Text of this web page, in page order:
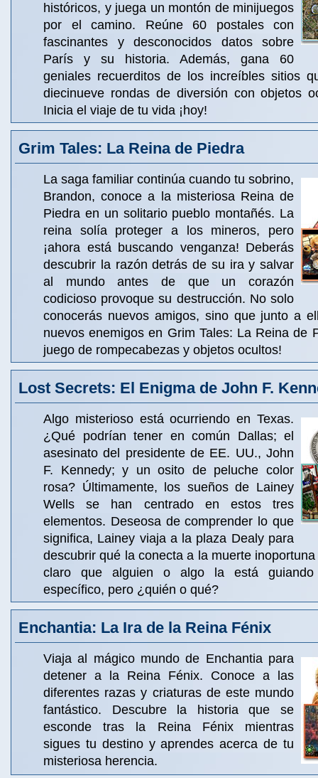
históricos, y juega un montón de minijuegos
por el camino. Reúne 60 postales con
fascinantes y desconocidos datos sobre
París y su historia. Además, gana 60
geniales recuerditos de los increíbles sitios
diecinueve rondas de diversión con objetos
Inicia el viaje de tu vida ¡hoy!
Grim Tales: La Reina de Piedra
La saga familiar continúa cuando tu sobrino,
Brandon, conoce a la misteriosa Reina de
Piedra en un solitario pueblo montañés. La
reina solía proteger a los mineros, pero
¡ahora está buscando venganza! Deberás
descubrir la razón detrás de su ira y salvar
al mundo antes de que un corazón
codicioso provoque su destrucción. No solo
conocerás nuevos amigos, sino que junto a
nuevos enemigos en Grim Tales: La Reina de
juego de rompecabezas y objetos ocultos!
Lost Secrets: El Enigma de John F.
Algo misterioso está ocurriendo en Texas.
¿Qué podrían tener en común Dallas; el
asesinato del presidente de EE. UU., John
F. Kennedy; y un osito de peluche color
rosa? Últimamente, los sueños de Lainey
Wells se han centrado en estos tres
elementos. Deseosa de comprender lo que
significa, Lainey viaja a la plaza Dealy para
descubrir qué la conecta a la muerte
claro que alguien o algo la está
específico, pero ¿quién o qué?
Enchantia: La Ira de la Reina Fénix
Viaja al mágico mundo de Enchantia para
detener a la Reina Fénix. Conoce a las
diferentes razas y criaturas de este mundo
fantástico. Descubre la historia que se
esconde tras la Reina Fénix mientras
sigues tu destino y aprendes acerca de tu
misteriosa herencia.